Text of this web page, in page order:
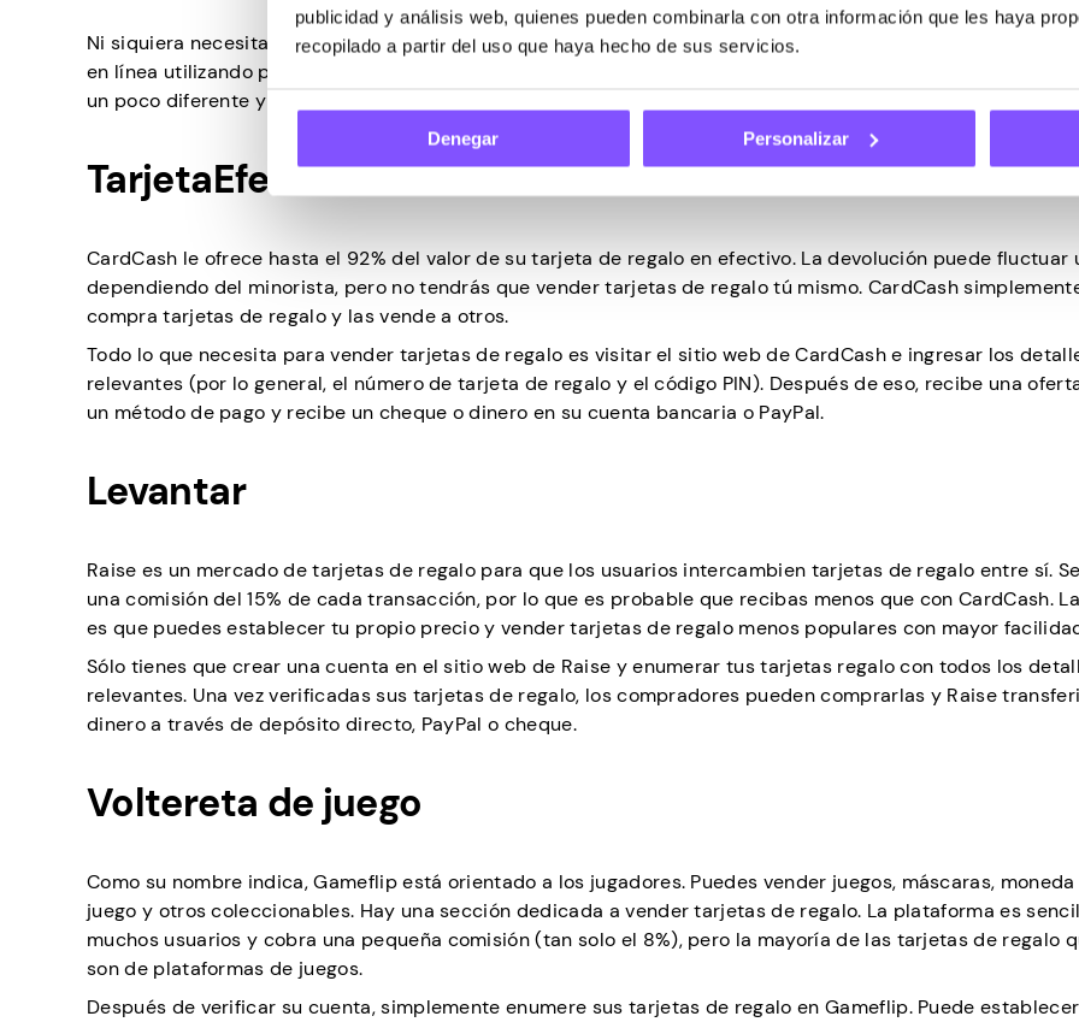
publicidad y análisis web, quienes pueden combinarla con otra información que les haya
recopilado a partir del uso que haya hecho de sus servicios.
Denegar Personalizar
Ni siquiera necesitas salir de tu casa para vender tarjetas de regalo digitales por dinero. Todo eso se puede
en línea utilizando plataformas de terceros que ofrecen dicha oportunidad como un servicio. Funcionan de
un poco diferente y es probable que pierdas una fracción del valor de la tarjeta de regalo, así que elige
TarjetaEfectivo
CardCash le ofrece hasta el 92% del valor de su tarjeta de regalo en efectivo. La devolución puede fluctuar
dependiendo del minorista, pero no tendrás que vender tarjetas de regalo tú mismo. CardCash
compra tarjetas de regalo y las vende a otros.
Todo lo que necesita para vender tarjetas de regalo es visitar el sitio web de CardCash e ingresar los
relevantes (por lo general, el número de tarjeta de regalo y el código PIN). Después de eso, recibe una
un método de pago y recibe un cheque o dinero en su cuenta bancaria o PayPal.
Levantar
Raise es un mercado de tarjetas de regalo para que los usuarios intercambien tarjetas de regalo entre sí.
una comisión del 15% de cada transacción, por lo que es probable que recibas menos que con CardCash.
es que puedes establecer tu propio precio y vender tarjetas de regalo menos populares con mayor
Sólo tienes que crear una cuenta en el sitio web de Raise y enumerar tus tarjetas regalo con todos los
relevantes. Una vez verificadas sus tarjetas de regalo, los compradores pueden comprarlas y Raise
dinero a través de depósito directo, PayPal o cheque.
Voltereta de juego
Como su nombre indica, Gameflip está orientado a los jugadores. Puedes vender juegos, máscaras,
juego y otros coleccionables. Hay una sección dedicada a vender tarjetas de regalo. La plataforma es
muchos usuarios y cobra una pequeña comisión (tan solo el 8%), pero la mayoría de las tarjetas de regalo
son de plataformas de juegos.
Después de verificar su cuenta, simplemente enumere sus tarjetas de regalo en Gameflip. Puede